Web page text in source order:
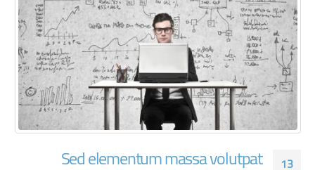
Sed elementum
13
quisquam ab